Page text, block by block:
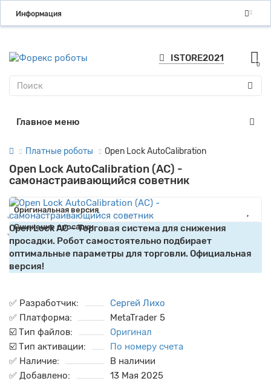
Информация
ISTORE2021
0
Главное меню
Платные роботы Open Lock AutoСalibration
Open Lock AutoСalibration (AC) -
самонастраивающийся советник
Оригинальная версия
Снижение просадки
Open Lock AC – Торговая система для снижения
просадки. Робот самостоятельно подбирает
оптимальные параметры для торговли. Официальная
версия!
✅ Разработчик:
Сергей Лихо
✅ Платформа:
MetaTrader 5
☑️ Тип файлов:
Оригинал
☑️ Тип активации:
По номеру счета
✅ Наличие:
В наличии
✅ Добавлено:
13 Мая 2025